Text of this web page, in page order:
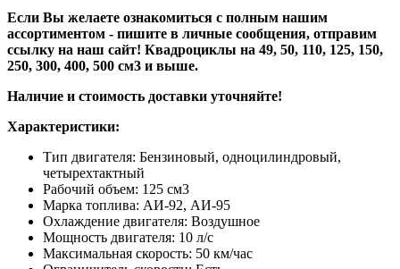
Если Вы желаете ознакомиться с полным нашим
ассортиментом - пишите в личные сообщения, отправим
ссылку на наш сайт! Квадроциклы на 49, 50, 110, 125, 150,
250, 300, 400, 500 см3 и выше.
Наличие и стоимость доставки уточняйте!
Характеристики:
Тип двигателя: Бензиновый, одноцилиндровый,
четырехтактный
Рабочий объем: 125 см3
Марка топлива: АИ-92, АИ-95
Охлаждение двигателя: Воздушное
Мощность двигателя: 10 л/с
Максимальная скорость: 50 км/час